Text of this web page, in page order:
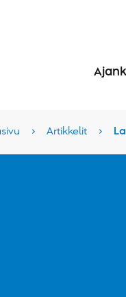
› Artikkelit ›